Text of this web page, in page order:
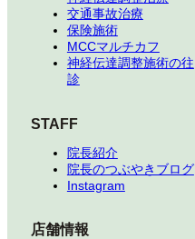
交通事故治療
保険施術
MCCマルチカフ
神経伝達調整施術の往
診
STAFF
院長紹介
院長のつぶやきブログ
Instagram
店舗情報